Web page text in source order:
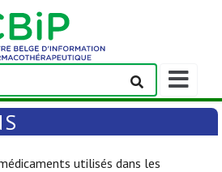
Afficher/
la
barre
navigation
utilisés dans les